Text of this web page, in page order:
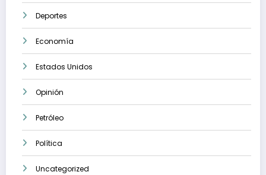
Deportes
Economía
Estados Unidos
Opinión
Petróleo
Política
Uncategorized